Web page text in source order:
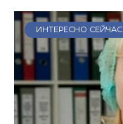
ИНТЕРЕСНО СЕЙЧАС